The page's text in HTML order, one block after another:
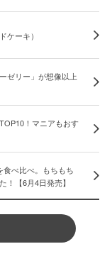
ケーキ）
ゼリー」が想像以上
！マニアもおす
食べ比べ。もちもち
！【6月4日発売】